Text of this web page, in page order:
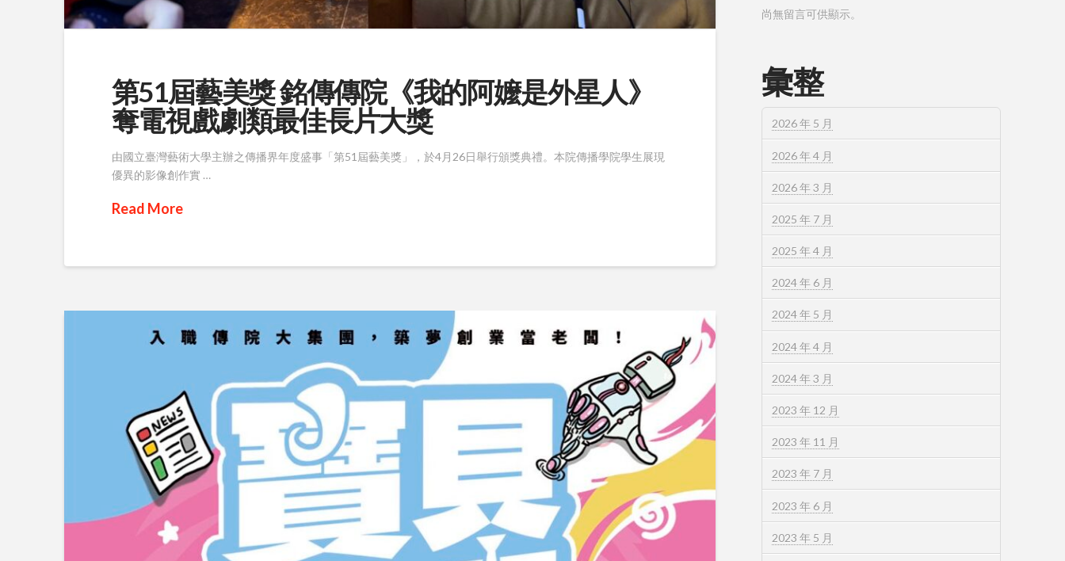
第51屆藝美獎 銘傳傳院《我的阿嬤是外星人》
奪電視戲劇類最佳長片大獎
由國立臺灣藝術大學主辦之傳播界年度盛事「第51屆藝美獎」，於4月26日舉行頒獎典禮。本院傳播學院學生展現
優異的影像創作實 …
Read More
尚無留言可供顯示。
彙整
2026 年 5 月
2026 年 4 月
2026 年 3 月
2025 年 7 月
2025 年 4 月
2024 年 6 月
2024 年 5 月
2024 年 4 月
2024 年 3 月
2023 年 12 月
2023 年 11 月
2023 年 7 月
2023 年 6 月
2023 年 5 月